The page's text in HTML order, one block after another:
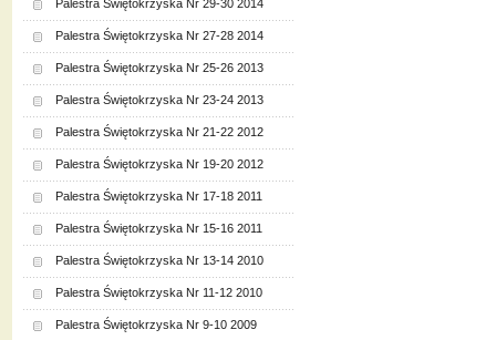
Palestra Świętokrzyska Nr 29-30 2014
Palestra Świętokrzyska Nr 27-28 2014
Palestra Świętokrzyska Nr 25-26 2013
Palestra Świętokrzyska Nr 23-24 2013
Palestra Świętokrzyska Nr 21-22 2012
Palestra Świętokrzyska Nr 19-20 2012
Palestra Świętokrzyska Nr 17-18 2011
Palestra Świętokrzyska Nr 15-16 2011
Palestra Świętokrzyska Nr 13-14 2010
Palestra Świętokrzyska Nr 11-12 2010
Palestra Świętokrzyska Nr 9-10 2009